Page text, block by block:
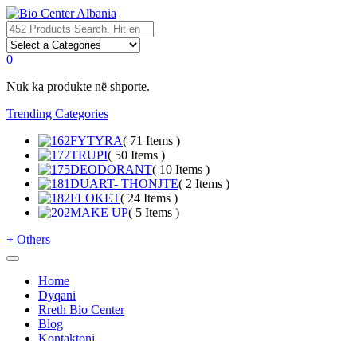
0
Nuk ka produkte në shporte.
Trending Categories
FYTYRA( 71 Items )
TRUPI( 50 Items )
DEODORANT( 10 Items )
DUART- THONJTE( 2 Items )
FLOKET( 24 Items )
MAKE UP( 5 Items )
+ Others
Home
Dyqani
Rreth Bio Center
Blog
Kontaktoni